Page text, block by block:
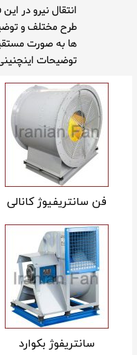
انتقال نیرو در
طرح مختلف و
ها به صورت
توضیحات
فن سانتریفیوژ کانالی
سانتریفوژ بکوارد